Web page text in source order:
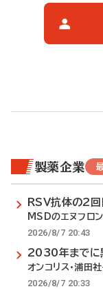
製薬企業
RSV抗体の2
MSDのエヌフロ
2026/8/7 20:43
2030年までに
オンコリス・浦田
2026/8/7 20:33